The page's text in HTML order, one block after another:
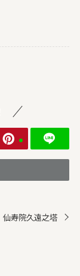
仙寿院久遠之塔